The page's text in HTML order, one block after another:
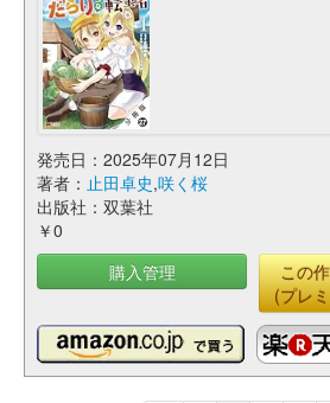
発売日：2025年07月12日
著者： 止田卓史,咲く桜
出版社：双葉社
￥0
購入管理
この
(プレ